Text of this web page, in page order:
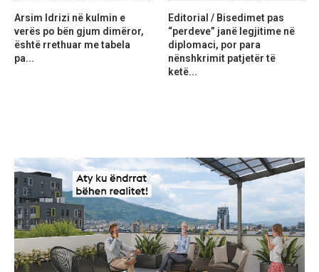
Arsim Idrizi në kulmin e
verës po bën gjum dimëror,
është rrethuar me tabela
pa...
Editorial / Bisedimet pas
“perdeve” janë legjitime në
diplomaci, por para
nënshkrimit patjetër të
ketë...